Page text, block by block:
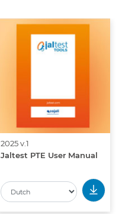
2025 v.1
Jaltest PTE User Manual